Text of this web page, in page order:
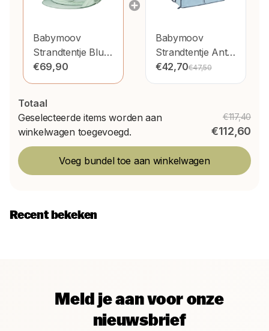
Babymoov
Strandtentje Blue
Lagoon
€69,90
Babymoov
Strandtentje Anti-
Uv Blue Waves
€42,70€47,50
Totaal
Geselecteerde items worden aan
winkelwagen toegevoegd.
€117,40
€112,60
Voeg bundel toe aan winkelwagen
Recent bekeken
Meld je aan voor onze
nieuwsbrief